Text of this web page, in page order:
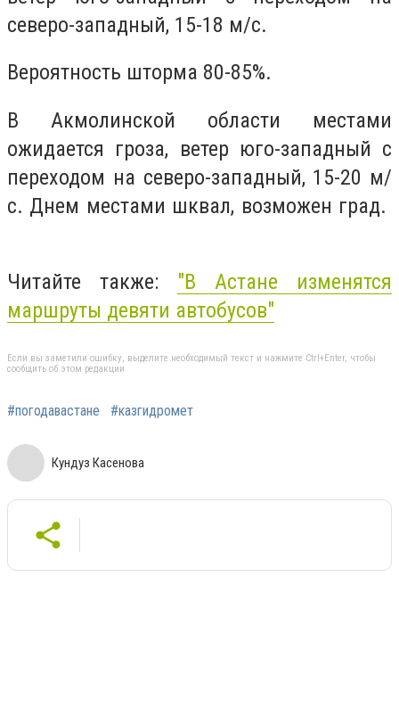
северо-западный, 15-18 м/с.
Вероятность шторма 80-85%.
В Акмолинской области местами
ожидается гроза, ветер юго-западный с
переходом на северо-западный, 15-20 м/
с. Днем местами шквал, возможен град.
Читайте также: "В Астане изменятся
маршруты девяти автобусов"
Если вы заметили ошибку, выделите необходимый текст и нажмите Ctrl+Enter, чтобы
сообщить об этом редакции
#погодавастане #казгидромет
Кундуз Касенова